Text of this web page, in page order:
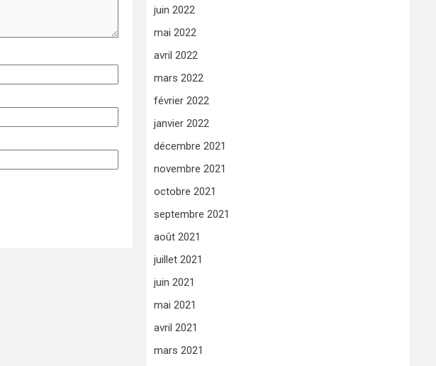
juin 2022
mai 2022
avril 2022
mars 2022
février 2022
janvier 2022
décembre 2021
novembre 2021
octobre 2021
septembre 2021
août 2021
juillet 2021
juin 2021
mai 2021
avril 2021
mars 2021